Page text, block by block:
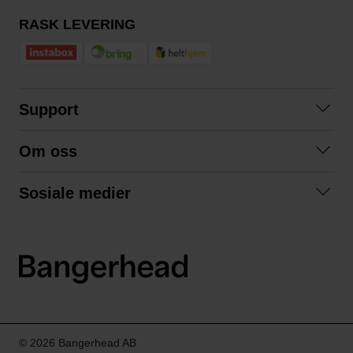
RASK LEVERING
Support
Kjøpsvilkår
Om oss
Sosiale medier
LinkedIn
© 2026 Bangerhead AB